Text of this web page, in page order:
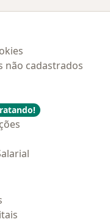
não cadastrados